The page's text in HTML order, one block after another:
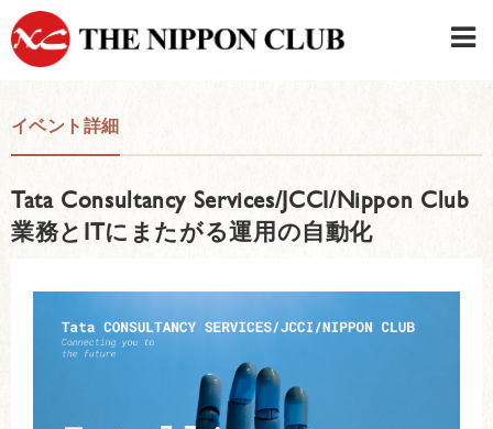
イベント詳細
Tata Consultancy Services/JCCI/Nippon Club
業務とITにまたがる運用の自動化
日本クラブメンバーログイン
連絡先・駐車場
はじめてご利用の方はこちら
›